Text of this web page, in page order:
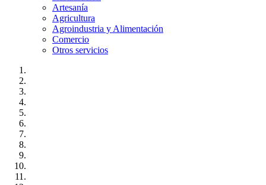
Artesanía
Agricultura
Agroindustria y Alimentación
Comercio
Otros servicios